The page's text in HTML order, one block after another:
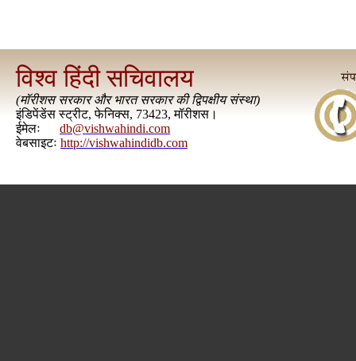
विश्व हिंदी सचिवालय
(मॉरीशस सरकार और भारत सरकार की द्विपक्षीय संस्था)
इंडिपेंडेंस स्ट्रीट, फेनिक्स, 73423, मॉरीशस।
ईमेलः
db@vishwahindi.com
वेबसाइटः http://vishwahindidb.com